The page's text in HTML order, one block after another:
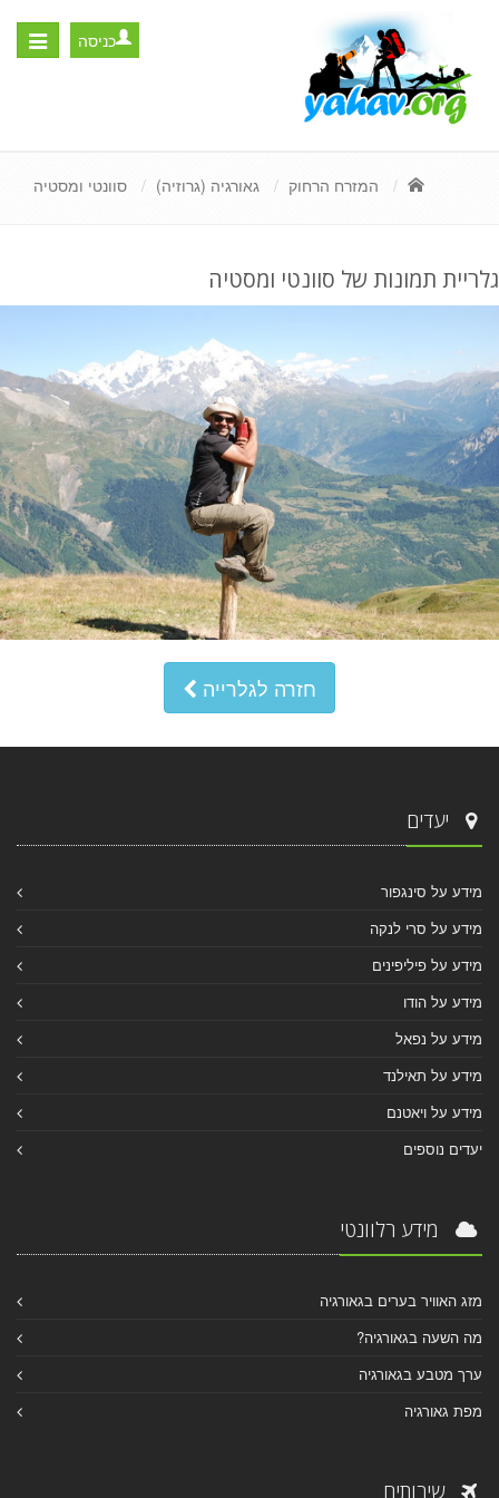
Toggle
כניסה
המזרח הרחוק גאורגיה (גרוזיה) סוונטי ומסטיה
גלריית תמונות של סוונטי ומסטיה
חזרה לגלרייה
יעדים
מידע על סינגפור
מידע על סרי לנקה
מידע על פיליפינים
מידע על הודו
מידע על נפאל
מידע על תאילנד
מידע על ויאטנם
יעדים נוספים
מידע רלוונטי
מזג האוויר בערים בגאורגיה
מה השעה בגאורגיה?
ערך מטבע בגאורגיה
מפת גאורגיה
שירותים